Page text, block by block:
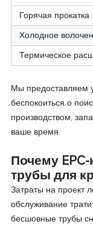
Горячая прокатка
Холодное
Термическое
Мы предоставляем
беспокоиться о
производством,
ваше время.
Почему
трубы для
Затраты на проект
обслуживание
бесшовные трубы